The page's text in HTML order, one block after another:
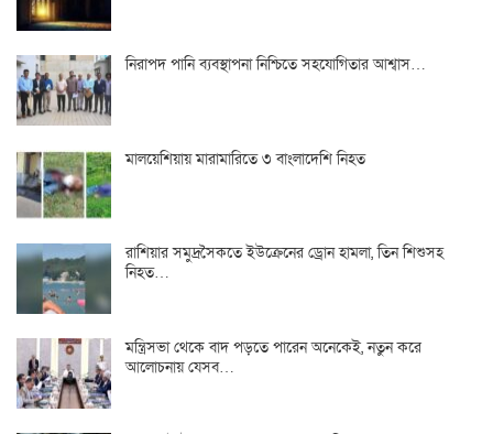
নিরাপদ পানি ব্যবস্থাপনা নিশ্চিতে সহযোগিতার আশ্বাস…
মালয়েশিয়ায় মারামারিতে ৩ বাংলাদেশি নিহত
রাশিয়ার সমুদ্রসৈকতে ইউক্রেনের ড্রোন হামলা, তিন শিশুসহ
নিহত…
মন্ত্রিসভা থেকে বাদ পড়তে পারেন অনেকেই, নতুন করে
আলোচনায় যেসব…